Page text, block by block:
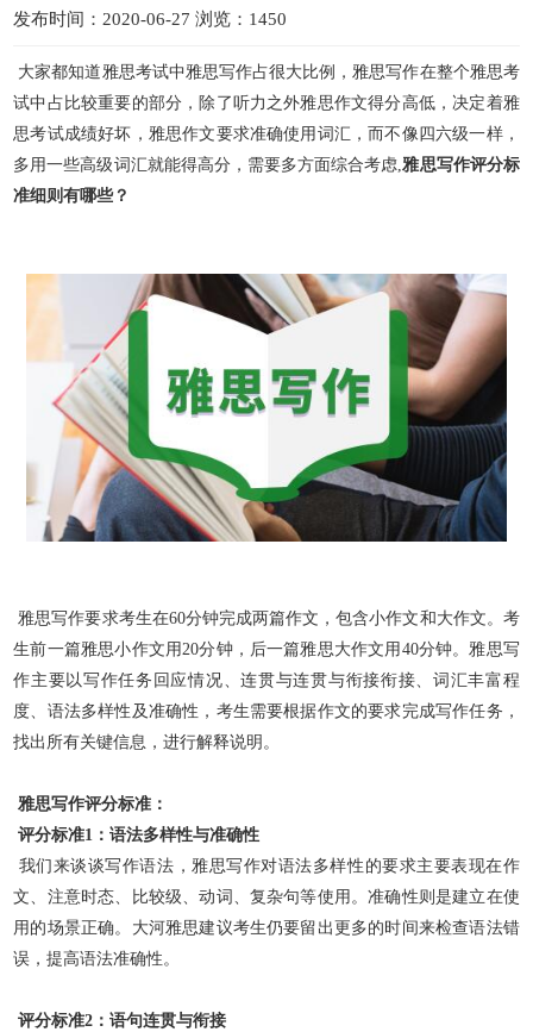
发布时间：2020-06-27 浏览：1450
大家都知道雅思考试中雅思写作占很大比例，雅思写作在整个雅思考
试中占比较重要的部分，除了听力之外雅思作文得分高低，决定着雅
思考试成绩好坏，雅思作文要求准确使用词汇，而不像四六级一样，
多用一些高级词汇就能得高分，需要多方面综合考虑,雅思写作评分标
准细则有哪些？
雅思写作要求考生在60分钟完成两篇作文，包含小作文和大作文。考
生前一篇雅思小作文用20分钟，后一篇雅思大作文用40分钟。雅思写
作主要以写作任务回应情况、连贯与连贯与衔接衔接、词汇丰富程
度、语法多样性及准确性，考生需要根据作文的要求完成写作任务，
找出所有关键信息，进行解释说明。
雅思写作评分标准：
评分标准1：语法多样性与准确性
我们来谈谈写作语法，雅思写作对语法多样性的要求主要表现在作
文、注意时态、比较级、动词、复杂句等使用。准确性则是建立在使
用的场景正确。大河雅思建议考生仍要留出更多的时间来检查语法错
误，提高语法准确性。
评分标准2：语句连贯与衔接